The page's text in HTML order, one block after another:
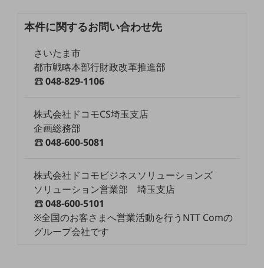
モビリティ
製造・建設業
法人向けスマホ・携帯に関する、
おすすめの機種、料金やサービスをご紹介
ビジネス向けスマートフォン
タフネススマートフォン
データ通信製品
本件に関するお問い合わせ先
さいたま市
都市戦略本部行財政改革推進部
048-829-1106
株式会社ドコモCS埼玉支店
企画総務部
048-600-5081
株式会社ドコモビジネスソリューションズ
ソリューション営業部 埼玉支店
048-600-5101
※全国のお客さまへ営業活動を行うNTT Comの
グループ会社です